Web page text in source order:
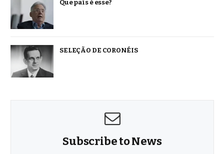
Que país é esse?
SELEÇÃO DE CORONÉIS
Subscribe to News